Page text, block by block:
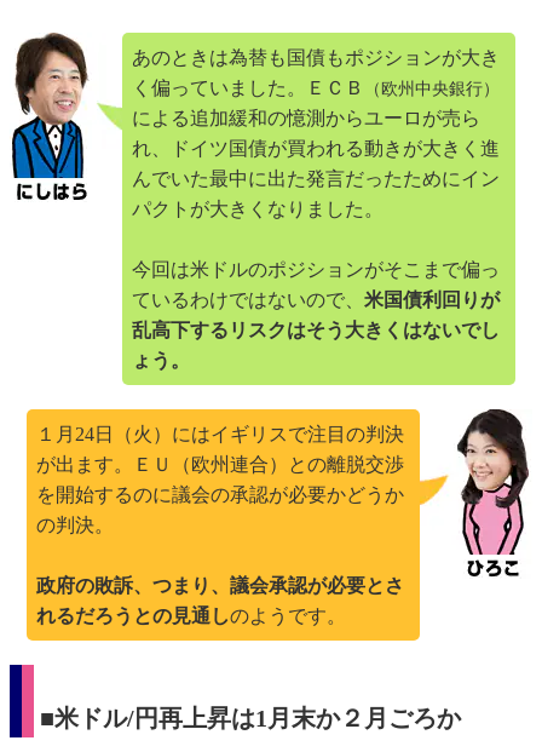
あのときは為替も国債もポジションが大き
く偏っていました。ＥＣＢ
（欧州中央銀行）
による追加緩和の憶測からユーロが売ら
れ、ドイツ国債が買われる動きが大きく進
んでいた最中に出た発言だったためにイン
パクトが大きくなりました。
今回は米ドルのポジションがそこまで偏っ
ているわけではないので、 米国債利回りが
乱高下するリスクはそう大きくはないでし
ょう。
１月24日（火）にはイギリスで注目の判決
が出ます。ＥＵ（欧州連合）との離脱交渉
を開始するのに議会の承認が必要かどうか
の判決。
政府の敗訴、つまり、議会承認が必要とさ
れるだろうとの見通しのようです。
■米ドル/円再上昇は1月末か２月ごろか